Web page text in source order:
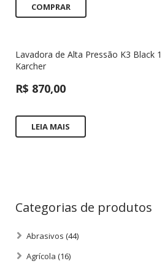
COMPRAR
Lavadora de Alta Pressão K3 Black
Karcher
R$ 870,00
LEIA MAIS
Categorias de produtos
Abrasivos (44)
Agrícola (16)